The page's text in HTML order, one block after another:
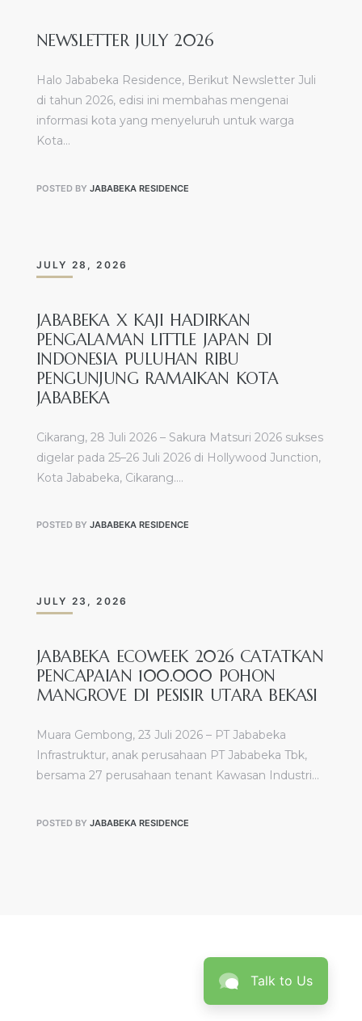
NEWSLETTER JULY 2026
Halo Jababeka Residence, Berikut Newsletter Juli
di tahun 2026, edisi ini membahas mengenai
informasi kota yang menyeluruh untuk warga
Kota…
POSTED BY JABABEKA RESIDENCE
JULY 28, 2026
JABABEKA X KAJI HADIRKAN
PENGALAMAN LITTLE JAPAN DI
INDONESIA PULUHAN RIBU
PENGUNJUNG RAMAIKAN KOTA
JABABEKA
Cikarang, 28 Juli 2026 – Sakura Matsuri 2026 sukses
digelar pada 25–26 Juli 2026 di Hollywood Junction,
Kota Jababeka, Cikarang.…
POSTED BY JABABEKA RESIDENCE
JULY 23, 2026
JABABEKA ECOWEEK 2026 CATATKAN
PENCAPAIAN 100.000 POHON
MANGROVE DI PESISIR UTARA BEKASI
Muara Gembong, 23 Juli 2026 – PT Jababeka
Infrastruktur, anak perusahaan PT Jababeka Tbk,
bersama 27 perusahaan tenant Kawasan Industri…
POSTED BY JABABEKA RESIDENCE
Talk to Us